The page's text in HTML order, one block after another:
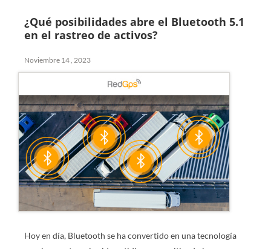
¿Qué posibilidades abre el Bluetooth 5.1
en el rastreo de activos?
Noviembre 14 , 2023
Hoy en día, Bluetooth se ha convertido en una tecnología